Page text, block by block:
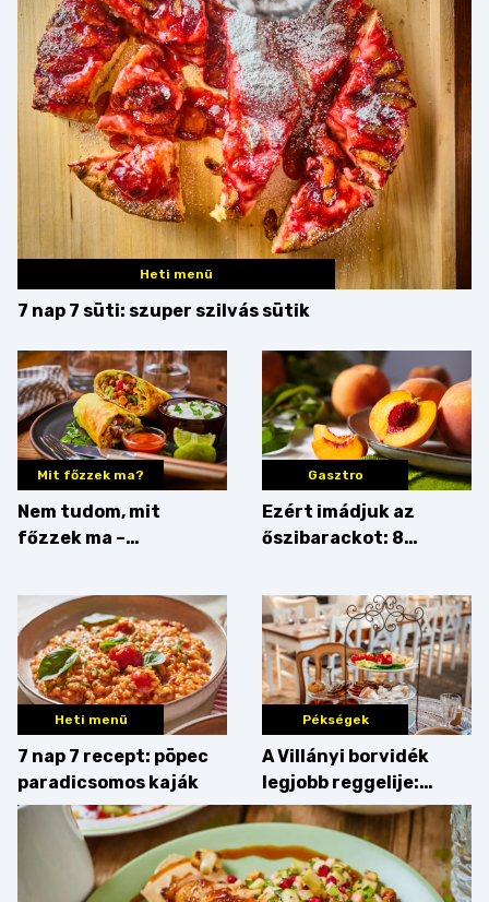
Heti menü
7 nap 7 süti: szuper szilvás sütik
Mit főzzek ma?
Nem tudom, mit
főzzek ma –
Gasztro
Ezért imádjuk az
őszibarackot: 8
augusztusban
feltankolj belőle
Heti menü
7 nap 7 recept: pöpec
paradicsomos kaják
Pékségek
A Villányi borvidék
legjobb reggelije:
kovászos kenyér és
gourmet pékáruk
Palkonyán